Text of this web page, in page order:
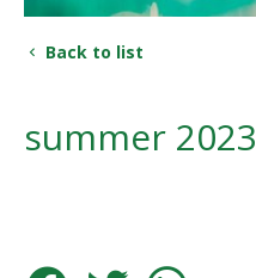
Back to list
summer 2023